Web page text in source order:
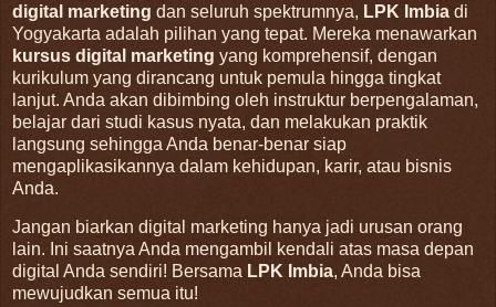
digital marketing dan seluruh spektrumnya, LPK Imbia di
Yogyakarta adalah pilihan yang tepat. Mereka menawarkan
kursus digital marketing yang komprehensif, dengan
kurikulum yang dirancang untuk pemula hingga tingkat
lanjut. Anda akan dibimbing oleh instruktur berpengalaman,
belajar dari studi kasus nyata, dan melakukan praktik
langsung sehingga Anda benar-benar siap
mengaplikasikannya dalam kehidupan, karir, atau bisnis
Anda.
Jangan biarkan digital marketing hanya jadi urusan orang
lain. Ini saatnya Anda mengambil kendali atas masa depan
digital Anda sendiri! Bersama LPK Imbia, Anda bisa
mewujudkan semua itu!